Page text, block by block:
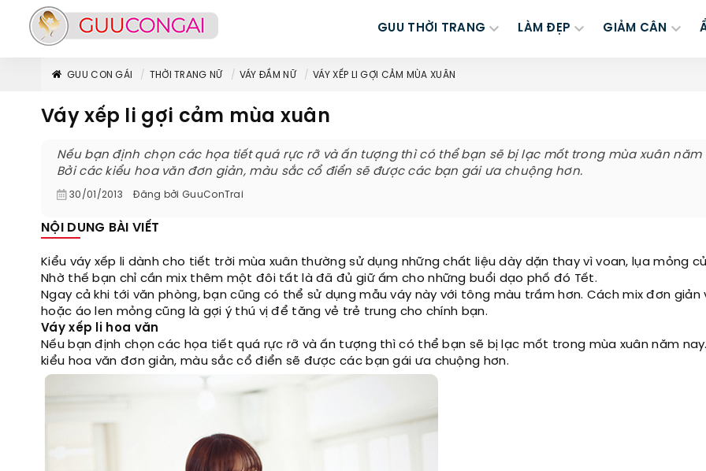
GUU THỜI TRANG LÀM ĐẸP GIẢM CÂN
GUU CON GÁI THỜI TRANG NỮ VÁY ĐẦM NỮ VÁY XẾP LI GỢI CẢM MÙA XUÂN
Váy xếp li gợi cảm mùa xuân
Nếu bạn định chọn các họa tiết quá rực rỡ và ấn tượng thì có thể bạn sẽ bị lạc mốt trong mùa xuân năm
Bởi các kiểu hoa văn đơn giản, màu sắc cổ điển sẽ được các bạn gái ưa chuộng hơn.
30/01/2013 Đăng bởi GuuConTrai
NỘI DUNG BÀI VIẾT
Kiểu váy xếp li dành cho tiết trời mùa xuân thường sử dụng những chất liệu dày dặn thay vì voan, lụa mỏng
Nhờ thế bạn chỉ cần mix thêm một đôi tất là đã đủ giữ ấm cho những buổi dạo phố đó Tết.
Ngay cả khi tới văn phòng, bạn cũng có thể sử dụng mẫu váy này với tông màu trầm hơn. Cách mix đơn giản
hoặc áo len mỏng cũng là gợi ý thú vị để tăng vẻ trẻ trung cho chính bạn.
Váy xếp li hoa văn
Nếu bạn định chọn các họa tiết quá rực rỡ và ấn tượng thì có thể bạn sẽ bị lạc mốt trong mùa xuân năm
kiểu hoa văn đơn giản, màu sắc cổ điển sẽ được các bạn gái ưa chuộng hơn.